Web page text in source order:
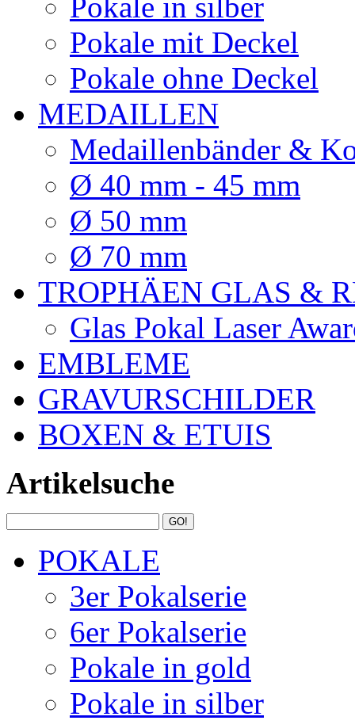
Pokale mit Deckel
Pokale ohne Deckel
MEDAILLEN
Medaillenbänder &
Ø 40 mm - 45 mm
Ø 50 mm
Ø 70 mm
TROPHÄEN GLAS &
Glas Pokal Laser
EMBLEME
GRAVURSCHILDER
BOXEN & ETUIS
Artikelsuche
POKALE
3er Pokalserie
6er Pokalserie
Pokale in gold
Pokale in silber